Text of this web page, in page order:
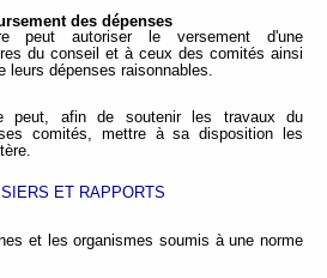
des dépenses
peut autoriser le versement d'une
du conseil et à ceux des comités ainsi
leurs dépenses raisonnables.
peut, afin de soutenir les travaux du
comités, mettre à sa disposition les
ET RAPPORTS
et les organismes soumis à une norme